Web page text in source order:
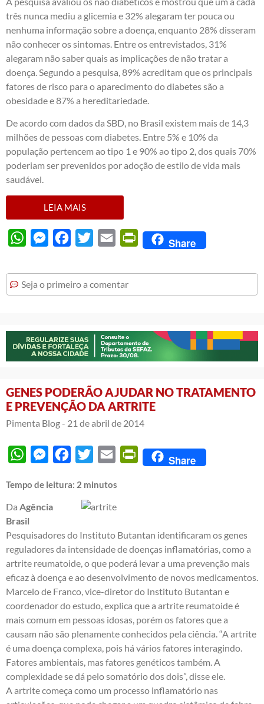
três nunca mediu a glicemia e 32% alegaram ter pouca ou
nenhuma informação sobre a doença, enquanto 28% disseram
não conhecer os sintomas. Entre os entrevistados, 31%
alegaram não saber quais as implicações de não tratar a
doença. Segundo a pesquisa, 89% acreditam que os principais
fatores de risco para o aparecimento do diabetes são a
obesidade e 87% a hereditariedade.
De acordo com dados da SBD, no Brasil existem mais de 14,3
milhões de pessoas com diabetes. Entre 5% e 10% da
população pertencem ao tipo 1 e 90% ao tipo 2, dos quais 70%
poderiam ser prevenidos por adoção de estilo de vida mais
saudável.
LEIA MAIS
WhatsAppMessengerFacebook
Twitter Email PrintFriendly
Share
Seja o primeiro a comentar
GENES PODERÃO AJUDAR NO TRATAMENTO
E PREVENÇÃO DA ARTRITE
Pimenta Blog - 21 de abril de 2014
WhatsAppMessengerFacebook
Twitter Email PrintFriendly
Share
Tempo de leitura: 2 minutos
Da Agência
Brasil
Pesquisadores do Instituto Butantan identificaram os genes
reguladores da intensidade de doenças inflamatórias, como a
artrite reumatoide, o que poderá levar a uma prevenção mais
eficaz à doença e ao desenvolvimento de novos medicamentos.
Marcelo de Franco, vice-diretor do Instituto Butantan e
coordenador do estudo, explica que a artrite reumatoide é
mais comum em pessoas idosas, porém os fatores que a
causam não são plenamente conhecidos pela ciência. “A artrite
é uma doença complexa, pois há vários fatores interagindo.
Fatores ambientais, mas fatores genéticos também. A
complexidade se dá pelo somatório dos dois”, disse ele.
A artrite começa como um processo inflamatório nas